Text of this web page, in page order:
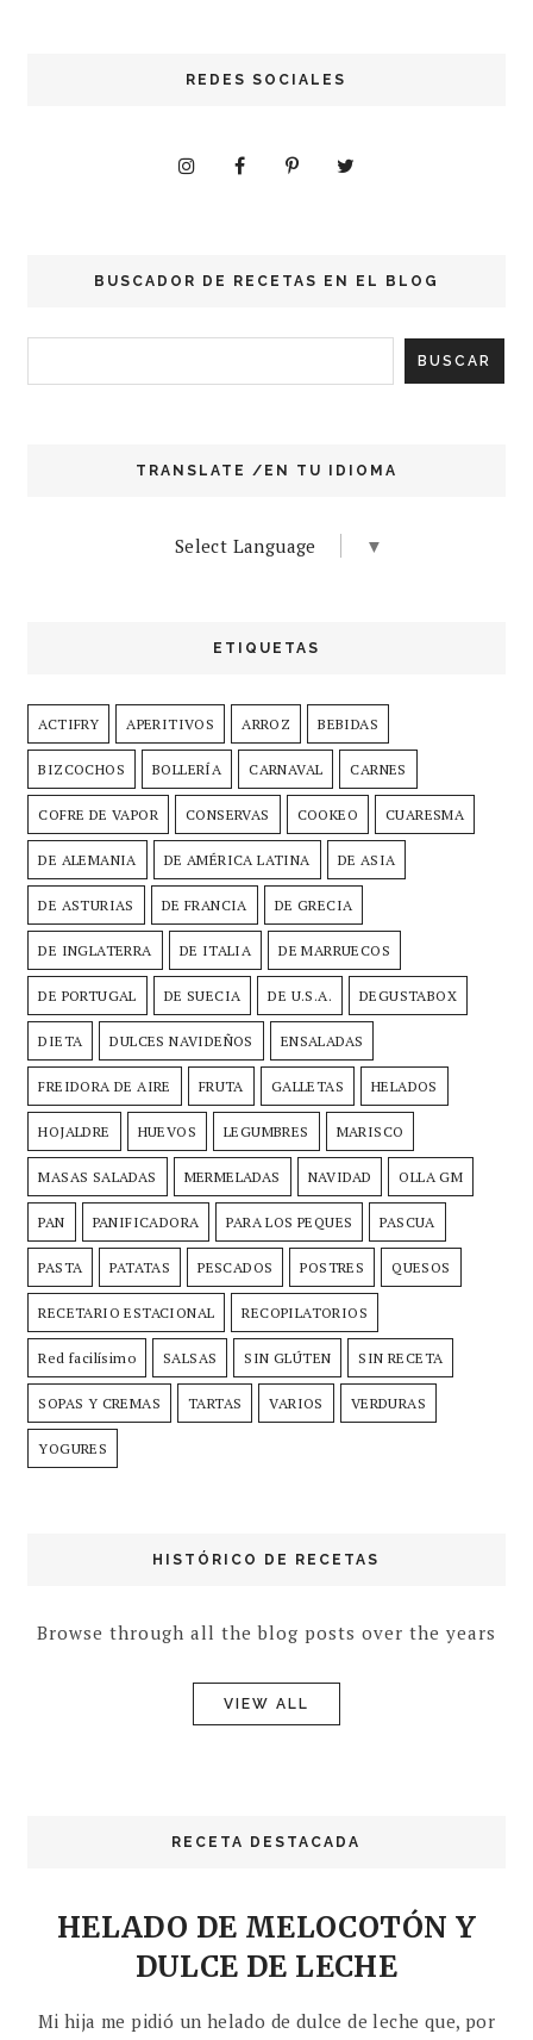
REDES SOCIALES
BUSCADOR DE RECETAS EN EL BLOG
TRANSLATE /EN TU IDIOMA
Select Language ▼
ETIQUETAS
ACTIFRY APERITIVOS ARROZ BEBIDAS
BIZCOCHOS BOLLERÍA CARNAVAL CARNES
COFRE DE VAPOR CONSERVAS COOKEO CUARESMA
DE ALEMANIA DE AMÉRICA LATINA DE ASIA
DE ASTURIAS DE FRANCIA DE GRECIA
DE INGLATERRA DE ITALIA DE MARRUECOS
DE PORTUGAL DE SUECIA DE U.S.A. DEGUSTABOX
DIETA DULCES NAVIDEÑOS ENSALADAS
FREIDORA DE AIRE FRUTA GALLETAS HELADOS
HOJALDRE HUEVOS LEGUMBRES MARISCO
MASAS SALADAS MERMELADAS NAVIDAD OLLA GM
PAN PANIFICADORA PARA LOS PEQUES PASCUA
PASTA PATATAS PESCADOS POSTRES QUESOS
RECETARIO ESTACIONAL RECOPILATORIOS
Red facilísimo SALSAS SIN GLÚTEN SIN RECETA
SOPAS Y CREMAS TARTAS VARIOS VERDURAS
YOGURES
HISTÓRICO DE RECETAS
Browse through all the blog posts over the years
VIEW ALL
RECETA DESTACADA
HELADO DE MELOCOTÓN Y
DULCE DE LECHE
Mi hija me pidió un helado de dulce de leche que, por